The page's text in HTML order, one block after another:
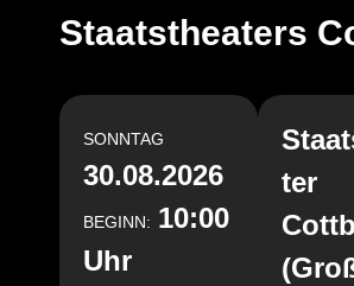
Staatstheaters
SONNTAG
30.08.2026
BEGINN: 10:00
Uhr
ter